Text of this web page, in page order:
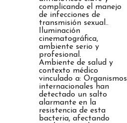
Ambiente de salud y
contexto médico
vinculado a: Organismos
internacionales han
detectado un salto
alarmante en la
resistencia de esta
bacteria, afectando